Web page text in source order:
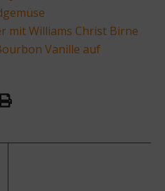
mit Williams Christ Birne
Vanille auf